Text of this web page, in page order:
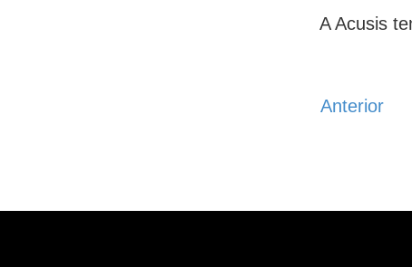
A Acusis
Anterior